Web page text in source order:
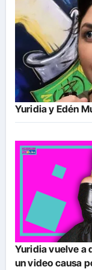
Yuridia y Edén
Yuridia vuelve a
un video causa